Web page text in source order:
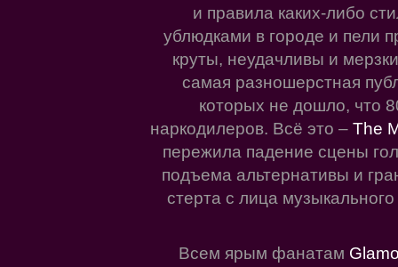
и правила каких-либо
ублюдками в городе и пели
круты, неудачливы и
самая разношерстная
которых не дошло, что
наркодилеров. Всё это – The
пережила падение сцены
подъема альтернативы и
стерта с лица
Всем ярым фанатам